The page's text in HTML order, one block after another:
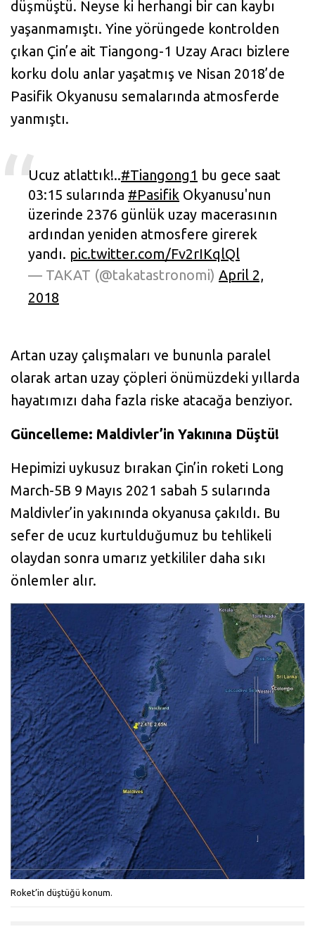
düşmüştü. Neyse ki herhangi bir can kaybı
yaşanmamıştı. Yine yörüngede kontrolden
çıkan Çin’e ait Tiangong-1 Uzay Aracı bizlere
korku dolu anlar yaşatmış ve Nisan 2018’de
Pasifik Okyanusu semalarında atmosferde
yanmıştı.
Ucuz atlattık!..#Tiangong1 bu gece saat
03:15 sularında #Pasifik Okyanusu'nun
üzerinde 2376 günlük uzay macerasının
ardından yeniden atmosfere girerek
yandı. pic.twitter.com/Fv2rIKqlQl
— TAKAT (@takatastronomi) April 2,
2018
Artan uzay çalışmaları ve bununla paralel
olarak artan uzay çöpleri önümüzdeki yıllarda
hayatımızı daha fazla riske atacağa benziyor.
Güncelleme: Maldivler’in Yakınına Düştü!
Hepimizi uykusuz bırakan Çin’in roketi Long
March-5B 9 Mayıs 2021 sabah 5 sularında
Maldivler’in yakınında okyanusa çakıldı. Bu
sefer de ucuz kurtulduğumuz bu tehlikeli
olaydan sonra umarız yetkililer daha sıkı
önlemler alır.
Roket’in düştüğü konum.